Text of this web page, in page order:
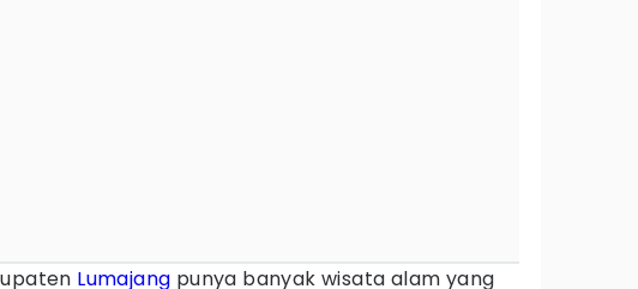
Lumajang punya banyak wisata alam yang